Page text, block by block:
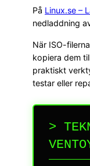
På Linux.se –
nedladdning
När ISO-
kopiera dem
praktiskt
testar eller
>